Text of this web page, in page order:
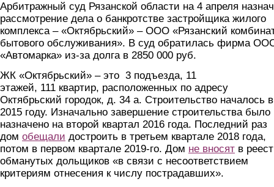
Арбитражный суд Рязанской области на 4 апреля
рассмотрение дела о банкротстве застройщика жилого
комплекса – «Октябрьский» – ООО «Рязанский
бытового обслуживания». В суд обратилась фирма
«Автомарка» из-за долга в 2850 000 руб.
ЖК «Октябрьский» – это 3 подъезда, 11
этажей, 111 квартир, расположенных по адресу
Октябрьский городок, д. 34 а. Строительство началось в
2015 году. Изначально завершение строительства было
назначено на второй квартал 2016 года. Последний раз
дом обещали достроить в третьем квартале 2018 года,
потом в первом квартале 2019-го. Дом не вносят в
обманутых дольщиков «в связи с несоответствием
критериям отнесения к числу пострадавших».